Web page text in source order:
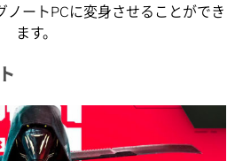
ノートPCに変身させることができ
ます。